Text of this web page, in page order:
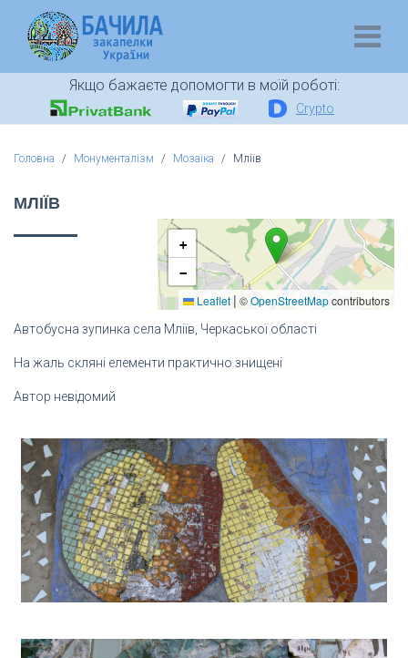
Якщо бажаєте допомогти в моїй роботі:
Crypto
Головна Монументалізм Мозаїка Мліїв
МЛІЇВ
+
−
Leaflet | ©OpenStreetMapcontributors
Автобусна зупинка села Мліїв, Черкаської області
На жаль скляні елементи практично знищені
Автор невідомий